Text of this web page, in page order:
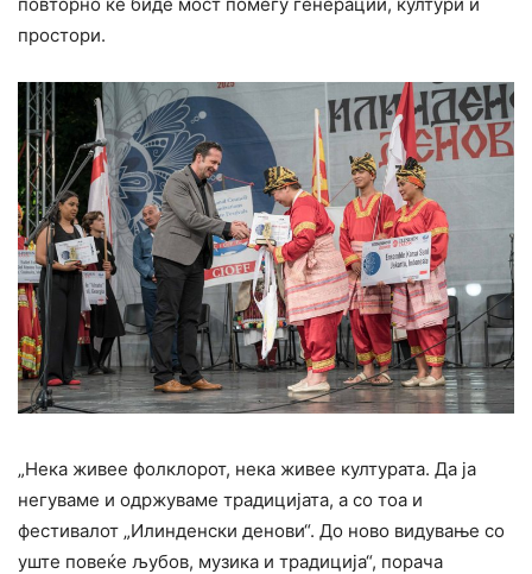
простори.
„Нека живее фолклорот, нека живее културата. Да ја
негуваме и одржуваме традицијата, а со тоа и
фестивалот „Илинденски денови“. До ново видување со
уште повеќе љубов, музика и традиција“, порача